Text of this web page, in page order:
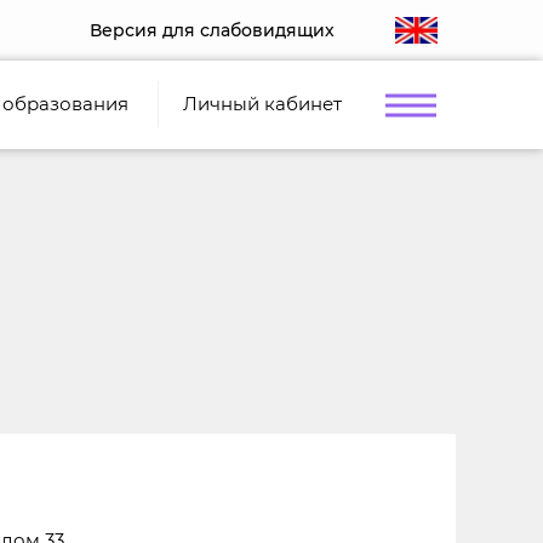
Версия для слабовидящих
Личный кабинет